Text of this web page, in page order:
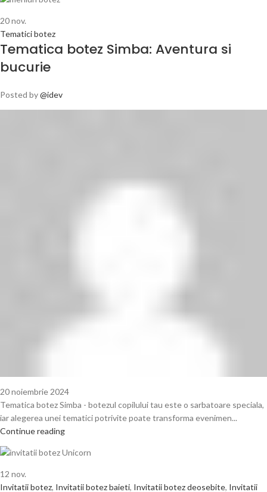
20nov.
Tematici botez
Tematica botez Simba: Aventura si
bucurie
Posted by@idev
20 noiembrie 2024
Tematica botez Simba - botezul copilului tau este o sarbatoare speciala,
iar alegerea unei tematici potrivite poate transforma evenimen...
Continue reading
12 nov.
Invitatii botez, Invitatii botez baieti, Invitatii botez deosebite, Invitatii